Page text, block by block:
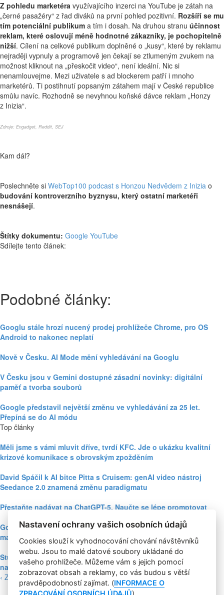
Z pohledu marketéra využívajícího inzerci na YouTube je zátah na
„černé pasažéry“ z řad diváků na první pohled pozitivní. Rozšíří se mu
tím potenciální publikum a tím i dosah. Na druhou stranu účinnost
reklam, které oslovují méně hodnotné zákazníky, je pochopitelně
nižší. Cílení na celkové publikum doplněné o „kusy“, které by reklamu
nejraději vypnuly a programově jen čekají se ztlumeným zvukem na
možnost kliknout na „přeskočit video“, není ideální. Nic si
nenamlouvejme. Mezi uživatele s ad blockerem patří i mnoho
marketérů. Ti postihnutí popsaným zátahem mají v České republice
smůlu navíc. Rozhodně se nevyhnou koňské dávce reklam „Honzy
z Inizia“.
Zdroje: Engadget, Reddit, SEJ
Kam dál?
Poslechněte si WebTop100 podcast s Honzou Nedvědem z Inizia o
budování kontroverzního byznysu, který ostatní marketéři
nesnášejí.
Štítky dokumentu: Google YouTube
Sdílejte tento článek:
Podobné články:
Googlu stále hrozí nucený prodej prohlížeče Chrome, pro OS
Android to nakonec neplatí
Nově v Česku. AI Mode mění vyhledávání na Googlu
V Česku jsou v Gemini dostupné zásadní novinky: digitální
paměť a tvorba souborů
Google představil největší změnu ve vyhledávání za 25 let.
Přepíná se do AI módu
Top články
Měli jsme s vámi mluvit dříve, tvrdí KFC. Jde o ukázku kvalitní
krizové komunikace s obrovským zpožděním
David Spáčil k AI bitce Pitta s Cruisem: genAI video nástroj
Seedance 2.0 znamená změnu paradigmatu
Přestaňte nadávat na ChatGPT-5. Naučte se lépe promptovat
Google Nano Banana nabízí dosud největší potenciál pro
marketing mezi genAI modely pro tvorbu obrázků
Studie: Využívání generativní AI mezi spotřebiteli při online
nakupování prudce roste
‹ Zpět
Nastavení ochrany vašich osobních údajů
Cookies slouží k vyhodnocování chování návštěvníků
webu. Jsou to malé datové soubory ukládané do
vašeho prohlížeče. Můžeme vám s jejich pomocí
zobrazovat obsah a reklamy, co vás budou s větší
pravděpodobností zajímat. (INFORMACE O
ZPRACOVÁNÍ OSOBNÍCH ÚDAJŮ).